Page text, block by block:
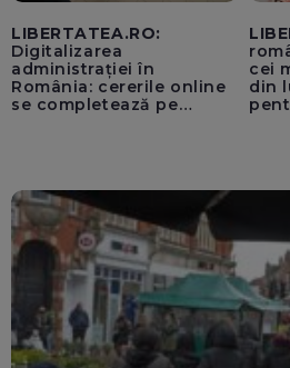
LIBERTATEA.RO:
Digitalizarea
administrației în
România: cererile online
se completează pe
cei
din